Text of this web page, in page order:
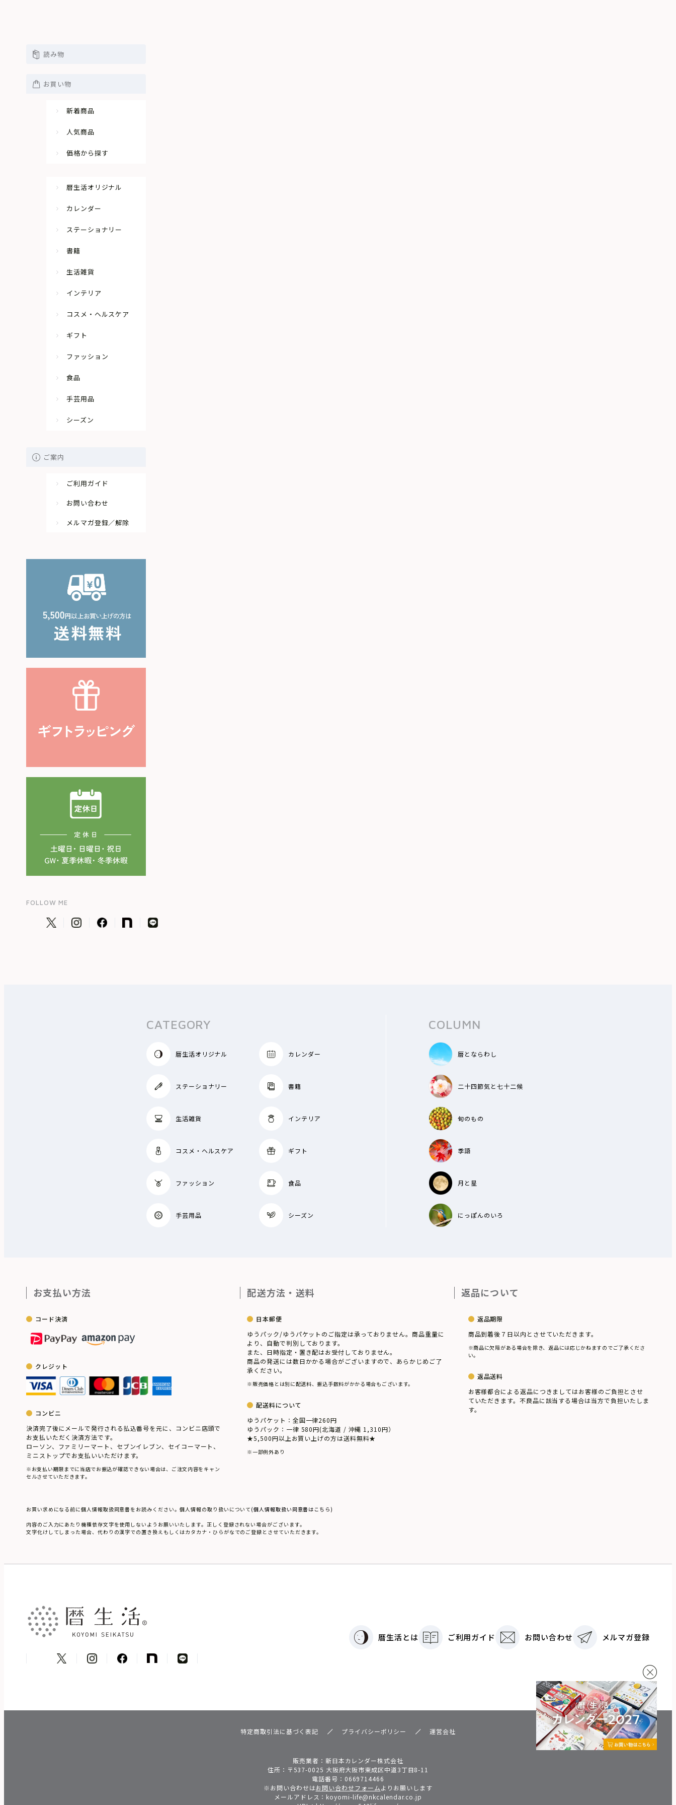
読み物
お買い物
新着商品
人気商品
価格から探す
暦生活オリジナル
カレンダー
ステーショナリー
書籍
生活雑貨
インテリア
コスメ・ヘルスケア
ギフト
ファッション
食品
手芸用品
シーズン
ご案内
ご利用ガイド
お問い合わせ
メルマガ登録／解除
FOLLOW ME
CATEGORY
暦生活オリジナル カレンダー
ステーショナリー 書籍
生活雑貨 インテリア
コスメ・ヘルスケア ギフト
ファッション 食品
手芸用品 シーズン
COLUMN
暦とならわし
二十四節気と七十二候
旬のもの
季語
月と星
にっぽんのいろ
お支払い方法 配送方法・送料 返品について
コード決済
クレジット
コンビニ
決済完了後にメールで発行される払込番号を元に、コンビニ店頭で
お支払いただく決済方法です。
ローソン、ファミリーマート、セブンイレブン、セイコーマート、
ミニストップでお支払いいただけます。
※お支払い期限までに当店でお振込が確認できない場合は、ご注文内容をキャン
セルさせていただきます。
日本郵便
ゆうパック/ゆうパケットのご指定は承っておりません。商品重量に
より、自動で判別しております。
また、日時指定・置き配はお受付しておりません。
商品の発送には数日かかる場合がございますので、あらかじめご了
承ください。
※販売価格とは別に配送料、振込手数料がかかる場合もございます。
配送料について
ゆうパケット：全国一律260円
ゆうパック：一律 580円(北海道 / 沖縄 1,310円）
★5,500円以上お買い上げの方は送料無料★
※一部例外あり
返品期限
商品到着後７日以内とさせていただきます。
※商品に欠陥がある場合を除き、返品には応じかねますのでご了承くださ
い。
返品送料
お客様都合による返品につきましてはお客様のご負担とさせ
ていただきます。不良品に該当する場合は当方で負担いたしま
す。
お買い求めになる前に個人情報取扱同意書をお読みください。個人情報の取り扱いについて (個人情報取扱い同意書はこちら)
内容のご入力にあたり機種依存文字を使用しないようお願いいたします。正しく登録されない場合がございます。
文字化けしてしまった場合、代わりの漢字での置き換えもしくはカタカナ・ひらがなでのご登録とさせていただきます。
暦生活とは ご利用ガイド お問い合わせ メルマガ登録
特定商取引法に基づく表記 プライバシーポリシー 運営会社
販売業者：新日本カレンダー株式会社
住所：〒537-0025 大阪府大阪市東成区中道3丁目8-11
電話番号： 0669714466
※お問い合わせはお問い合わせフォームよりお願いします
メールアドレス： koyomi-life@nkcalendar.co.jp